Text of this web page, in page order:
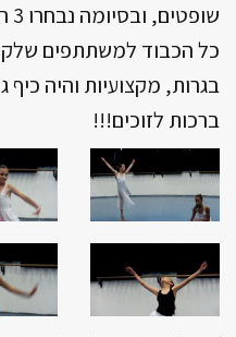
שופטים, ובסיומה נבחרו 3 העבודות המצטיינות.
כל הכבוד למשתתפים
בגרות, מקצועיות והיה כיף
ברכות לזוכים!!!